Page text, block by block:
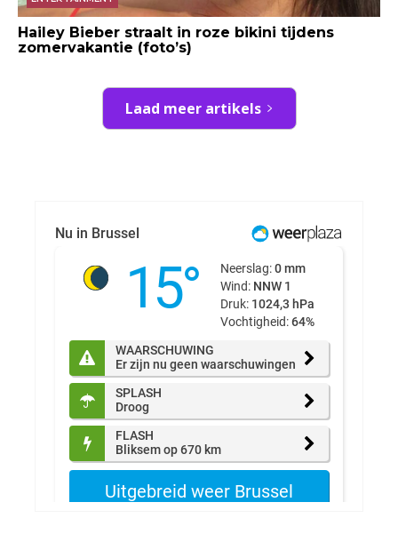
Hailey Bieber straalt in roze bikini tijdens
zomervakantie (foto’s)
Laad meer artikels